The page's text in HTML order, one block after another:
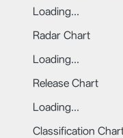
Loading...
Radar Chart
Loading...
Release Chart
Loading...
Classification